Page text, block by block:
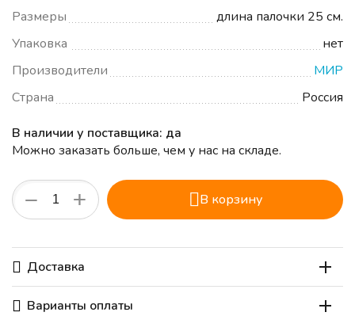
Размеры
длина палочки 25 см.
Упаковка
нет
Производители
МИР
Страна
Россия
В наличии у поставщика: да
Можно заказать больше, чем у нас на складе.
+
− В корзину
Доставка
Варианты оплаты